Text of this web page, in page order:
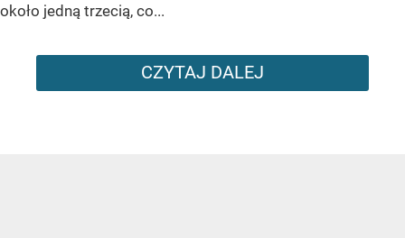
około jedną trzecią, co...
CZYTAJ DALEJ